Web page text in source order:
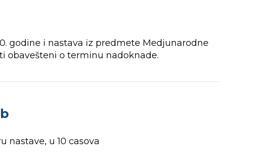
godine i nastava iz predmete Medjunarodne
obavešteni o terminu nadoknade.
nastave, u 10 casova